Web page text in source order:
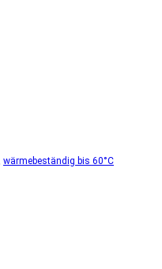
wärmebeständig bis 60°C